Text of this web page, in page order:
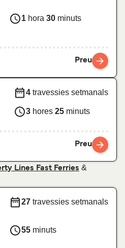
1 hora 30 minuts
Preu
4 travessies setmanals
3 hores 25 minuts
Preu
Lines Fast Ferries &
27 travessies setmanals
55 minuts